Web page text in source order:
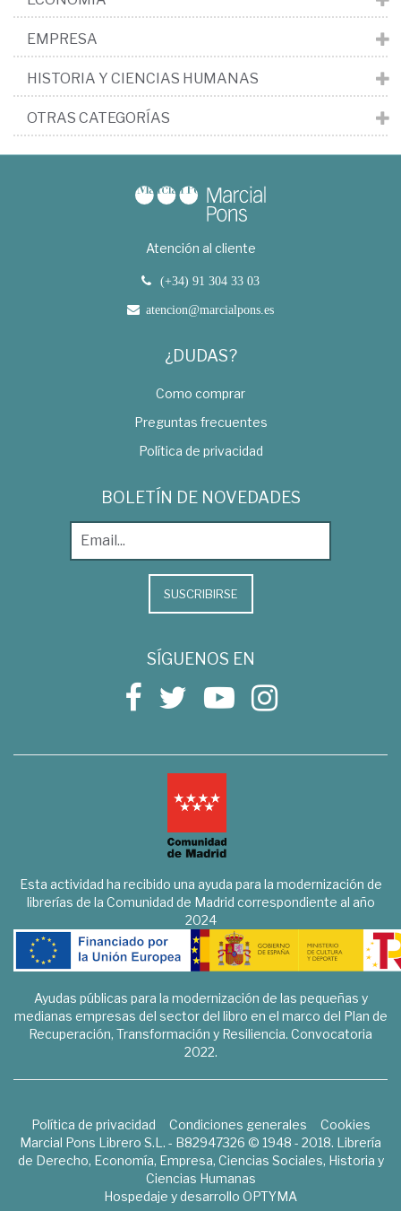
EMPRESA
HISTORIA Y CIENCIAS HUMANAS
OTRAS CATEGORÍAS
Atención al cliente
(+34) 91 304 33 03
atencion@marcialpons.es
¿DUDAS?
Como comprar
Preguntas frecuentes
Política de privacidad
BOLETÍN DE NOVEDADES
SUSCRIBIRSE
SÍGUENOS EN
Esta actividad ha recibido una ayuda para la modernización de
librerías de la Comunidad de Madrid correspondiente al año
2024
Ayudas públicas para la modernización de las pequeñas y
medianas empresas del sector del libro en el marco del Plan de
Recuperación, Transformación y Resiliencia. Convocatoria
2022.
Política de privacidad Condiciones generales
Cookies
Marcial Pons Librero S.L. - B82947326 © 1948 - 2018. Librería
de Derecho, Economía, Empresa, Ciencias Sociales, Historia y
Ciencias Humanas
Hospedaje y desarrollo OPTYMA